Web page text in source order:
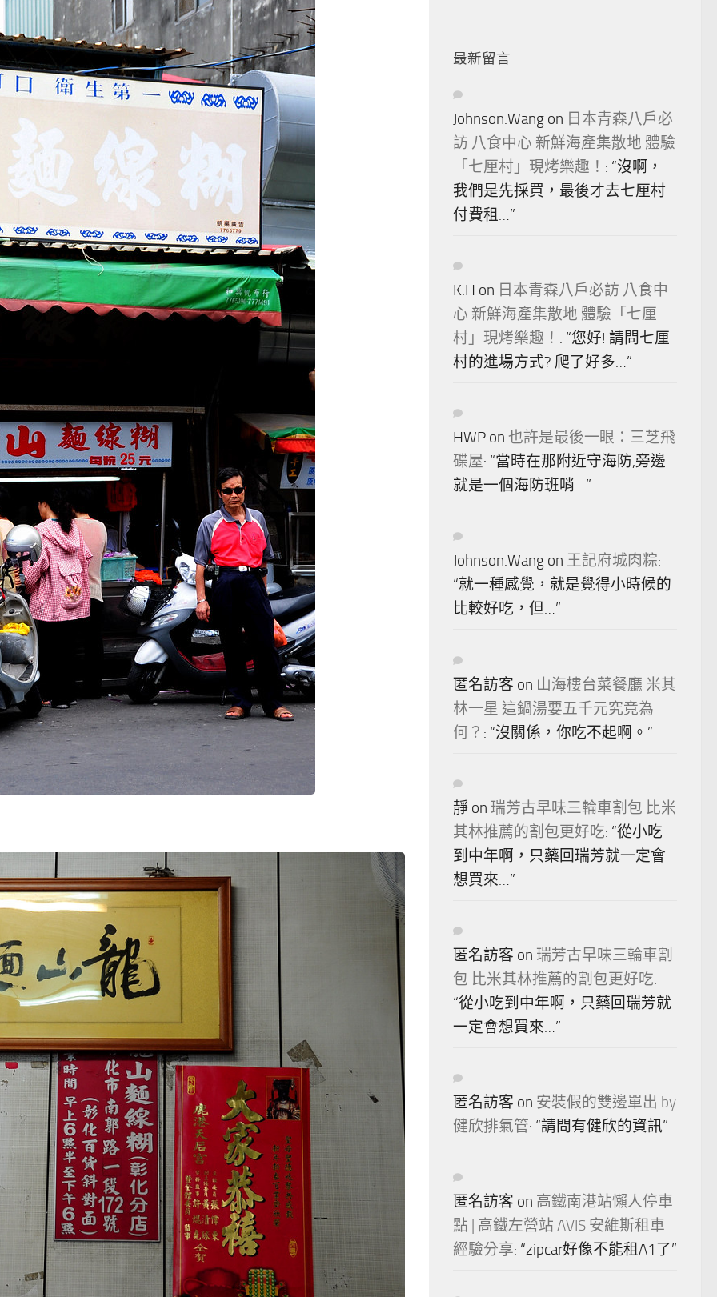
最新留言
Johnson.Wang on 日本青森八戶必
訪 八食中心 新鮮海產集散地 體驗
「七厘村」現烤樂趣！ : “沒啊，
我們是先採買，最後才去七厘村
付費租…”
K.H on 日本青森八戶必訪 八食中
心 新鮮海產集散地 體驗「七厘
村」現烤樂趣！ : “您好! 請問七厘
村的進場方式? 爬了好多…”
HWP on 也許是最後一眼：三芝飛
碟屋: “當時在那附近守海防,旁邊
就是一個海防班哨…”
Johnson.Wang on 王記府城肉粽:
“就一種感覺，就是覺得小時候的
比較好吃，但…”
匿名訪客 on 山海樓台菜餐廳 米其
林一星 這鍋湯要五千元究竟為
何？ : “沒關係，你吃不起啊。 ”
靜 on 瑞芳古早味三輪車割包 比米
其林推薦的割包更好吃: “從小吃
到中年啊，只藥回瑞芳就一定會
想買來…”
匿名訪客 on 瑞芳古早味三輪車割
包 比米其林推薦的割包更好吃:
“從小吃到中年啊，只藥回瑞芳就
一定會想買來…”
匿名訪客 on 安裝假的雙邊單出 by
健欣排氣管: “請問有健欣的資訊”
匿名訪客 on 高鐵南港站懶人停車
點 | 高鐵左營站 AVIS 安維斯租車
經驗分享: “zipcar好像不能租A1了”